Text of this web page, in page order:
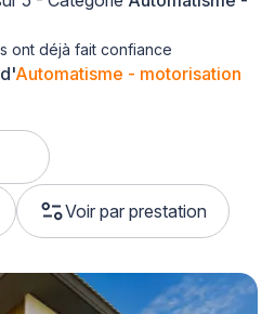
Automatisme - motorisation
Voir par prestation
ont déjà fait confiance